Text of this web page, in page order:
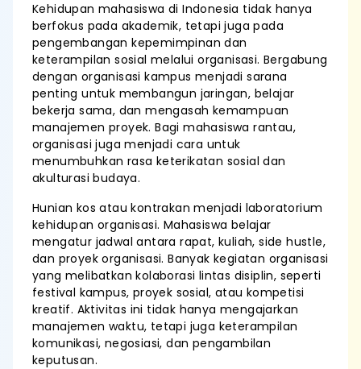
Kehidupan mahasiswa di Indonesia tidak hanya
berfokus pada akademik, tetapi juga pada
pengembangan kepemimpinan dan
keterampilan sosial melalui organisasi. Bergabung
dengan organisasi kampus menjadi sarana
penting untuk membangun jaringan, belajar
bekerja sama, dan mengasah kemampuan
manajemen proyek. Bagi mahasiswa rantau,
organisasi juga menjadi cara untuk
menumbuhkan rasa keterikatan sosial dan
akulturasi budaya.
Hunian kos atau kontrakan menjadi laboratorium
kehidupan organisasi. Mahasiswa belajar
mengatur jadwal antara rapat, kuliah, side hustle,
dan proyek organisasi. Banyak kegiatan organisasi
yang melibatkan kolaborasi lintas disiplin, seperti
festival kampus, proyek sosial, atau kompetisi
kreatif. Aktivitas ini tidak hanya mengajarkan
manajemen waktu, tetapi juga keterampilan
komunikasi, negosiasi, dan pengambilan
keputusan.